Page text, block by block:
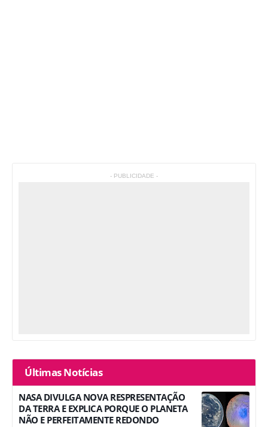
- PUBLICIDADE -
Últimas Notícias
NASA DIVULGA NOVA RESPRESENTAÇÃO
DA TERRA E EXPLICA PORQUE O PLANETA
NÃO E PERFEITAMENTE REDONDO